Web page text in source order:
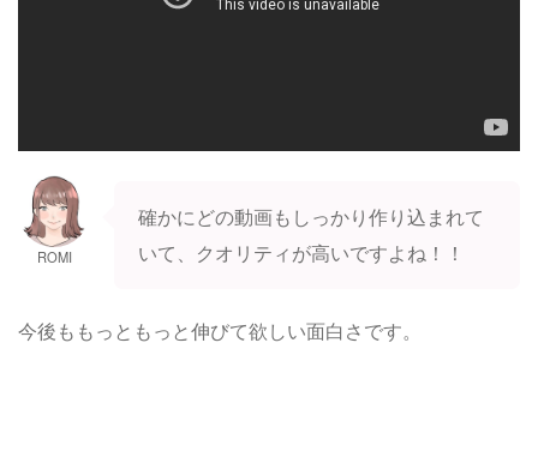
ROMI
確かにどの動画もしっかり作り込まれて
いて、クオリティが高いですよね！！
今後ももっともっと伸びて欲しい面白さです。